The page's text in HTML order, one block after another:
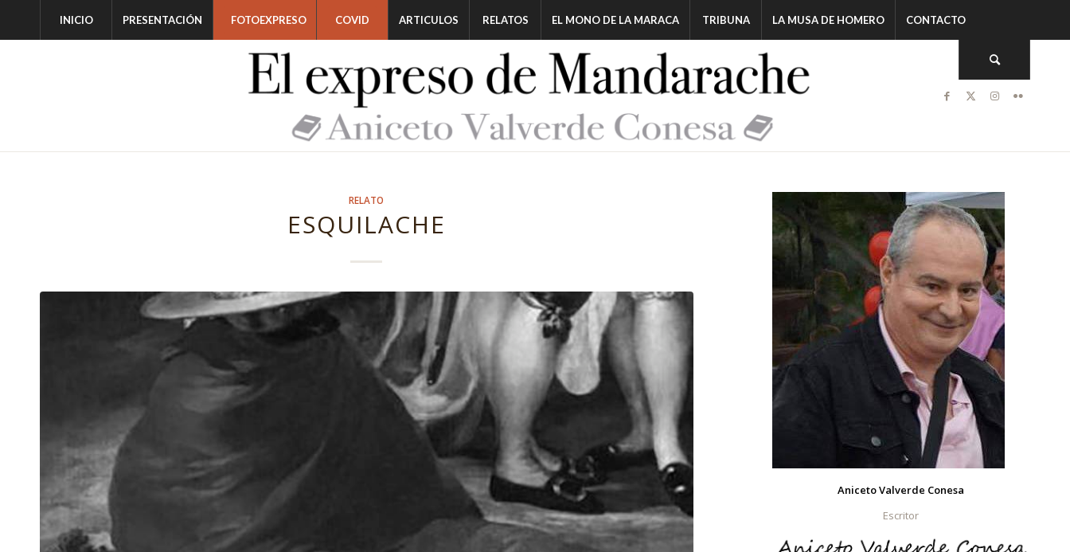
INICIO PRESENTACIÓN FOTOEXPRESO COVID ARTICULOS RELATOS EL MONO DE LA MARACA TRIBUNA LA MUSA DE HOMERO CONTACTO
RELATO
ESQUILACHE
Aniceto Valverde Conesa
Escritor